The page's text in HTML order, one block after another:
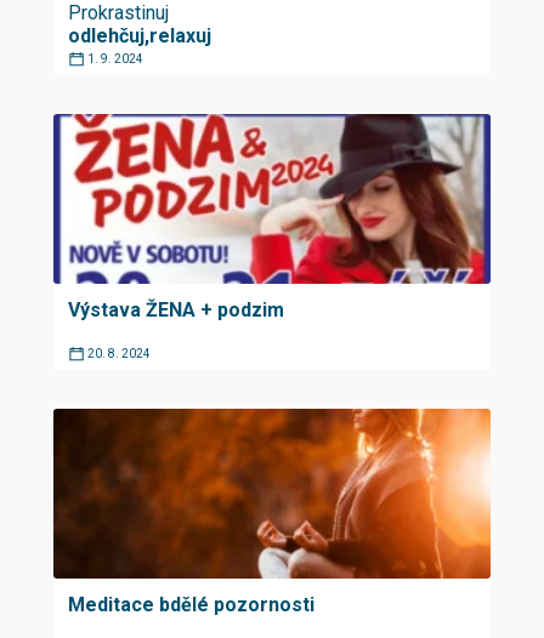
Prokrastinuj
odlehčuj,relaxuj
1. 9. 2024
Výstava ŽENA + podzim
20. 8. 2024
Meditace bdělé pozornosti